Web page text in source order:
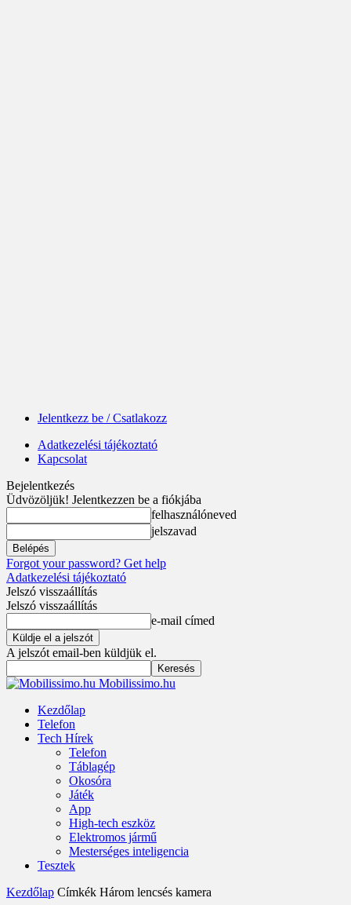
Jelentkezz be / Csatlakozz
Adatkezelési tájékoztató
Kapcsolat
Bejelentkezés
Üdvözöljük! Jelentkezzen be a fiókjába
felhasználóneved
jelszavad
Forgot your password? Get help
Adatkezelési tájékoztató
Jelszó visszaállítás
Jelszó visszaállítás
e-mail címed
A jelszót email-ben küldjük el.
Mobilissimo.hu
Kezdőlap
Telefon
Tech Hírek
Telefon
Táblagép
Okosóra
Játék
App
High-tech eszköz
Elektromos jármű
Mesterséges inteligencia
Tesztek
Kezdőlap Címkék Három lencsés kamera